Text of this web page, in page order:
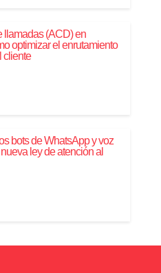
llamadas (ACD) en
optimizar el enrutamiento
cliente
bots de WhatsApp y voz
ley de atención al